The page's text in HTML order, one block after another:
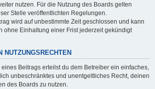
nutzen. Für die Nutzung des Boards gelten
Stelle veröffentlichten Regelungen.
wird auf unbestimmte Zeit geschlossen und kann
ohne Einhaltung einer Frist jederzeit gekündigt
NUTZUNGSRECHTEN
eines Beitrags erteilst du dem Betreiber ein einfaches,
unbeschränktes und unentgeltliches Recht, deinen
des Boards zu nutzen.